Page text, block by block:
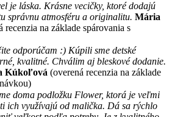
je láska. Krásne vecičky, ktoré dodajú
správnu atmosféru a originalitu. Mária
recenzia na základe spárovania s
odporúčam :) Kúpili sme detské
kvalitné. Chválim aj bleskové dodanie.
Kúkoľová (overená recenzia na základe
doma podložku Flower, ktorá je veľmi
ich využívajú od malička. Dá sa rýchlo